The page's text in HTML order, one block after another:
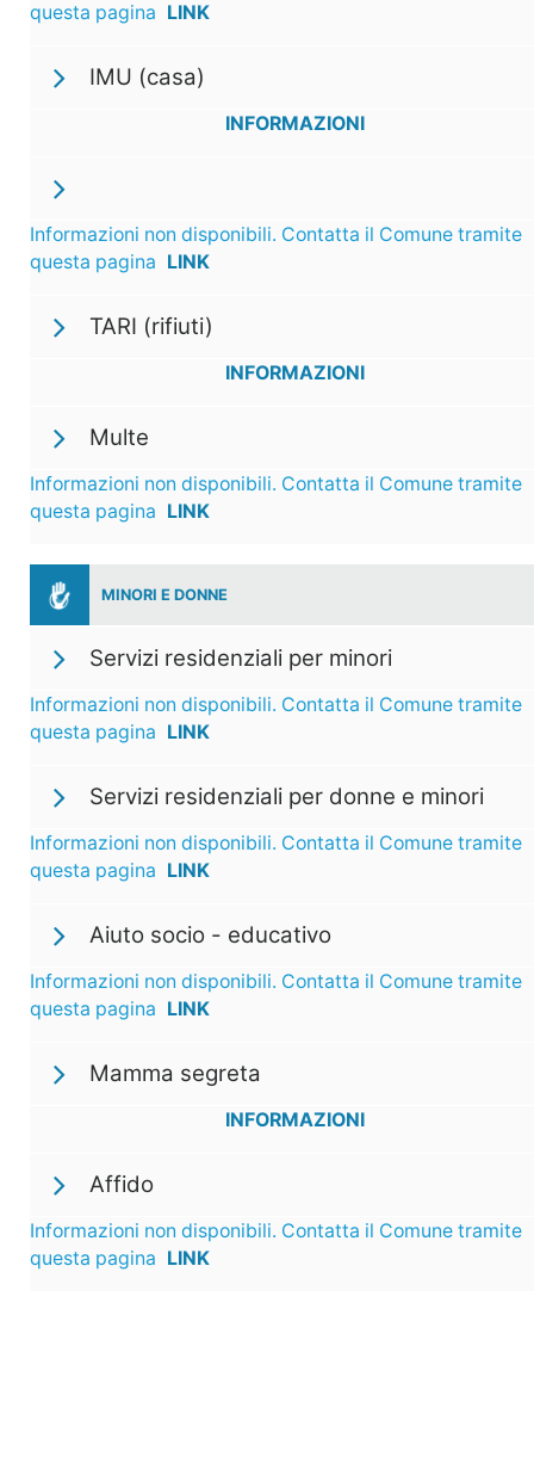
questa pagina LINK
IMU (casa)
INFORMAZIONI
Informazioni non disponibili. Contatta il Comune tramite
questa pagina LINK
TARI (rifiuti)
INFORMAZIONI
Multe
Informazioni non disponibili. Contatta il Comune tramite
questa pagina LINK
MINORI E DONNE
Servizi residenziali per minori
Informazioni non disponibili. Contatta il Comune tramite
questa pagina LINK
Servizi residenziali per donne e minori
Informazioni non disponibili. Contatta il Comune tramite
questa pagina LINK
Aiuto socio - educativo
Informazioni non disponibili. Contatta il Comune tramite
questa pagina LINK
Mamma segreta
INFORMAZIONI
Affido
Informazioni non disponibili. Contatta il Comune tramite
questa pagina LINK